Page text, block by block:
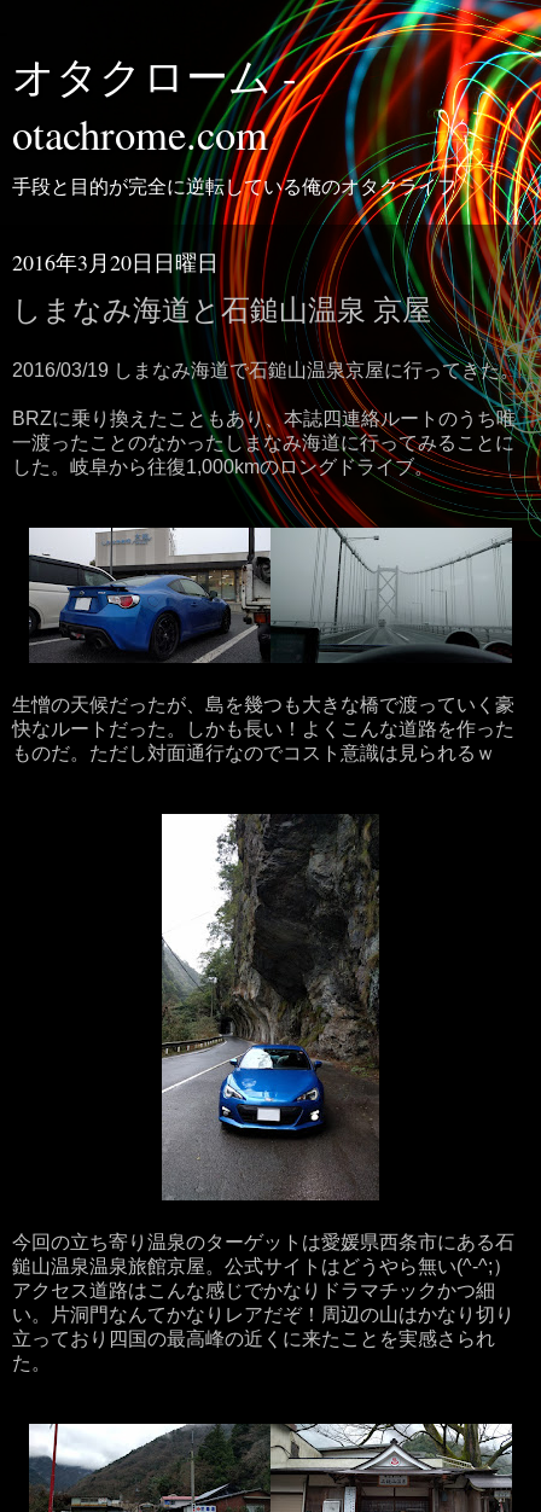
オタクローム -
otachrome.com
手段と目的が完全に逆転している俺のオタクライフ
2016年3月20日日曜日
しまなみ海道と石鎚山温泉 京屋
2016/03/19 しまなみ海道で石鎚山温泉京屋に行ってきた。
BRZに乗り換えたこともあり、本誌四連絡ルートのうち唯
一渡ったことのなかったしまなみ海道に行ってみることに
した。岐阜から往復1,000kmのロングドライブ。
生憎の天候だったが、島を幾つも大きな橋で渡っていく豪
快なルートだった。しかも長い！よくこんな道路を作った
ものだ。ただし対面通行なのでコスト意識は見られるｗ
今回の立ち寄り温泉のターゲットは愛媛県西条市にある石
鎚山温泉温泉旅館京屋。公式サイトはどうやら無い(^-^;）
アクセス道路はこんな感じでかなりドラマチックかつ細
い。片洞門なんてかなりレアだぞ！周辺の山はかなり切り
立っており四国の最高峰の近くに来たことを実感さられ
た。